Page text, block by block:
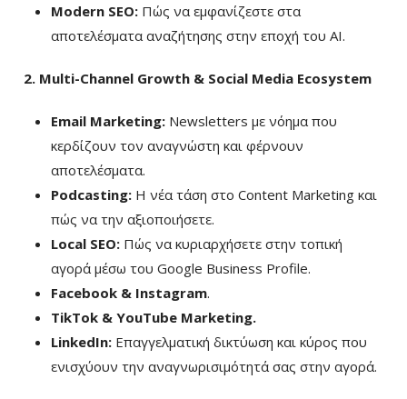
Modern SEO: Πώς να εμφανίζεστε στα
αποτελέσματα αναζήτησης στην εποχή του AI.
2. Multi-Channel Growth & Social Media Ecosystem
Email Marketing: Newsletters με νόημα που
κερδίζουν τον αναγνώστη και φέρνουν
αποτελέσματα.
Podcasting: Η νέα τάση στο Content Marketing και
πώς να την αξιοποιήσετε.
Local SEO: Πώς να κυριαρχήσετε στην τοπική
αγορά μέσω του Google Business Profile.
Facebook & Instagram.
TikTok & YouTube Marketing.
LinkedIn: Επαγγελματική δικτύωση και κύρος που
ενισχύουν την αναγνωρισιμότητά σας στην αγορά.